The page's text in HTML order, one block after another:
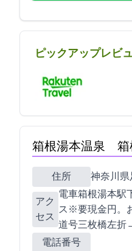
ピックアップレビ
箱根湯本温泉 箱
住所 神奈川県
アク
セス
電車/箱根湯本駅
ス※要現金100円
道1号(三枚橋)左折→
電話番号